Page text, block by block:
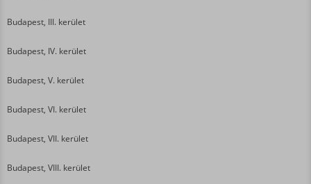
Budapest, III. kerület
Budapest, IV. kerület
Budapest, V. kerület
Budapest, VI. kerület
Budapest, VII. kerület
Budapest, VIII. kerület